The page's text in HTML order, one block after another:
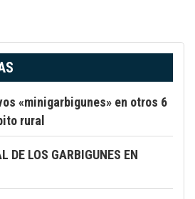
«minigarbigunes» en otros 6
rural
DE LOS GARBIGUNES EN